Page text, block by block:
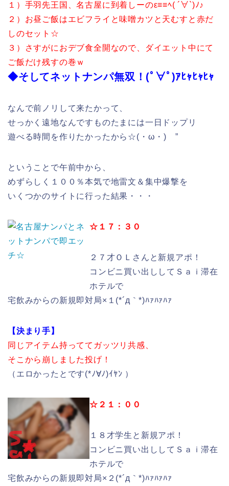
１）手羽先王国、名古屋に到着しーのε≡≡ﾍ( ´∀`)ﾉ♪
２）お昼ご飯はエビフライと味噌カツと天むすと赤だ
しのセット☆
３）さすがにおデブ食全開なので、ダイエット中にて
ご飯だけ残すの巻ｗ
◆そしてネットナンパ無双！(ﾟ∀ﾟ)ｱﾋｬﾋｬﾋｬ
なんで前ノリして来たかって、
せっかく遠地なんですものたまには一日ドップリ
遊べる時間を作りたかったから☆(・ω・)ゝ”
ということで午前中から、
めずらしく１００％本気で地雷文＆集中爆撃を
いくつかのサイトに行った結果・・・
☆１７：３０
２７才ＯＬさんと新規アポ！
コンビニ買い出ししてＳａｉ滞在
ホテルで
宅飲みからの新規即対局×１(*´д｀*)ﾊｧﾊｧﾊｧ
【決まり手】
同じアイテム持っててガッツリ共感、
そこから崩しました投げ！
（エロかったとです(*ﾉ∀ﾉ)ｲﾔﾝ ）
☆２１：００
１８才学生と新規アポ！
コンビニ買い出ししてＳａｉ滞在
ホテルで
宅飲みからの新規即対局×２(*´д｀*)ﾊｧﾊｧﾊｧ